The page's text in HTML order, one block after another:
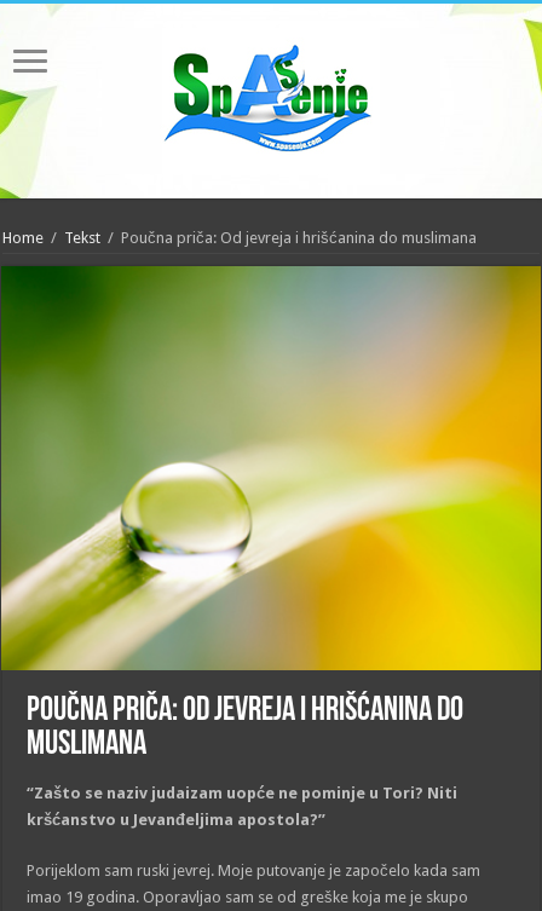
Home / Tekst / Poučna priča: Od jevreja i hrišćanina do muslimana
Poučna priča: Od jevreja i hrišćanina do
muslimana
“Zašto se naziv judaizam uopće ne pominje u Tori? Niti
kršćanstvo u Jevanđeljima apostola?”
Porijeklom sam ruski jevrej. Moje putovanje je započelo kada sam
imao 19 godina. Oporavljao sam se od greške koja me je skupo